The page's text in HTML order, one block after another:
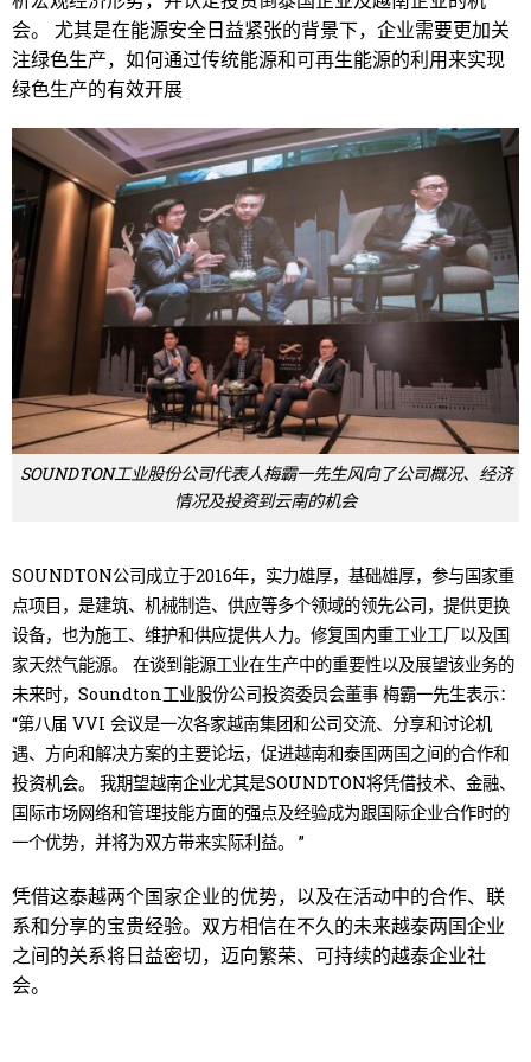
会。 尤其是在能源安全日益紧张的背景下，企业需要更加关
注绿色生产，如何通过传统能源和可再生能源的利用来实现
绿色生产的有效开展
SOUNDTON工业股份公司代表人梅霸一先生风向了公司概况、经济
情况及投资到云南的机会
SOUNDTON公司成立于2016年，实力雄厚，基础雄厚，参与国家重
点项目，是建筑、机械制造、供应等多个领域的领先公司，提供更换
设备，也为施工、维护和供应提供人力。修复国内重工业工厂以及国
家天然气能源。 在谈到能源工业在生产中的重要性以及展望该业务的
未来时，Soundton工业股份公司投资委员会董事 梅霸一先生表示：
“第八届 VVI 会议是一次各家越南集团和公司交流、分享和讨论机
遇、方向和解决方案的主要论坛，促进越南和泰国两国之间的合作和
投资机会。 我期望越南企业尤其是SOUNDTON将凭借技术、金融、
国际市场网络和管理技能方面的强点及经验成为跟国际企业合作时的
一个优势，并将为双方带来实际利益。 ”
凭借这泰越两个国家企业的优势，以及在活动中的合作、联
系和分享的宝贵经验。双方相信在不久的未来越泰两国企业
之间的关系将日益密切，迈向繁荣、可持续的越泰企业社
会。